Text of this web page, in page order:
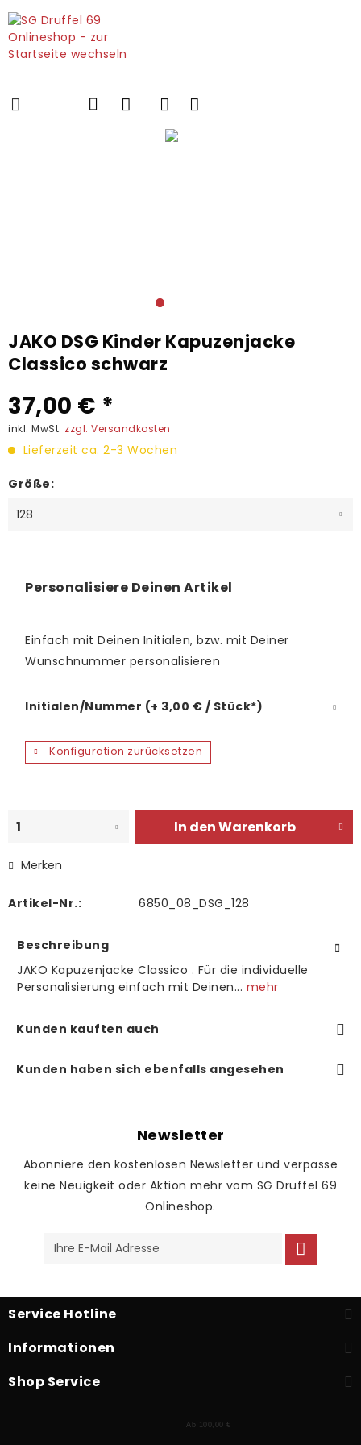
JAKO DSG Kinder Kapuzenjacke
Classico schwarz
37,00 € *
inkl. MwSt. zzgl. Versandkosten
Lieferzeit ca. 2-3 Wochen
Größe:
Personalisiere Deinen Artikel
Einfach mit Deinen Initialen, bzw. mit Deiner
Wunschnummer personalisieren
Initialen/Nummer (+ 3,00 € / Stück*)
Konfiguration zurücksetzen
In denWarenkorb
Merken
Artikel-Nr.: 6850_08_DSG_128
Beschreibung
JAKO Kapuzenjacke Classico . Für die individuelle
Personalisierung einfach mit Deinen... mehr
Kunden kauften auch
Kunden haben sich ebenfalls angesehen
Newsletter
Abonniere den kostenlosen Newsletter und verpasse
keine Neuigkeit oder Aktion mehr vom SG Druffel 69
Onlineshop.
Service Hotline
Informationen
Shop Service
Ab 100,00 €